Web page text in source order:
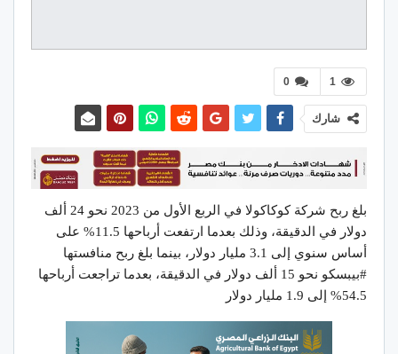
0 1
شارك
بلغ ربح شركة كوكاكولا في الربع الأول من 2023 نحو 24 ألف
دولار في الدقيقة، وذلك بعدما ارتفعت أرباحها 11.5% على
أساس سنوي إلى 3.1 مليار دولار، بينما بلغ ربح منافستها
#بيبسكو نحو 15 ألف دولار في الدقيقة، بعدما تراجعت أرباحها
54.5% إلى 1.9 مليار دولار